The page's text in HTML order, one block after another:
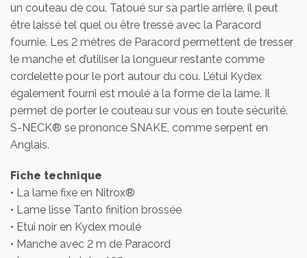
un couteau de cou. Tatoué sur sa partie arrière, il peut
être laissé tel quel ou être tressé avec la Paracord
fournie. Les 2 mètres de Paracord permettent de tresser
le manche et d’utiliser la longueur restante comme
cordelette pour le port autour du cou. L’étui Kydex
également fourni est moulé à la forme de la lame. Il
permet de porter le couteau sur vous en toute sécurité.
S-NECK® se prononce SNAKE, comme serpent en
Anglais.
Fiche technique
• La lame fixe en Nitrox®
• Lame lisse Tanto finition brossée
• Etui noir en Kydex moulé
• Manche avec 2 m de Paracord